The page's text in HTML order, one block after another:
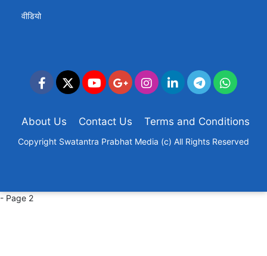
वीडियो
About Us Contact Us Terms and Conditions
Copyright Swatantra Prabhat Media (c) All Rights Reserved
- Page 2